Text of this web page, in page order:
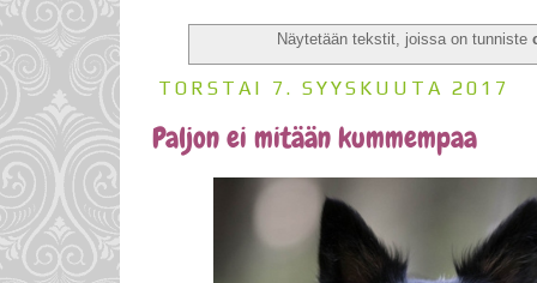
Näytetään tekstit, joissa on tunniste
TORSTAI 7. SYYSKUUTA 2017
Paljon ei mitään kummempaa